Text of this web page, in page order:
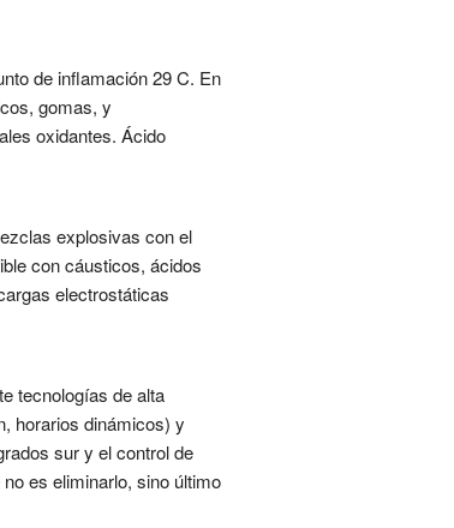
de inflamación 29 C. En
gomas, y
oxidantes. Ácido
explosivas con el
con cáusticos, ácidos
electrostáticas
tecnologías de alta
horarios dinámicos) y
sur y el control de
es eliminarlo, sino último